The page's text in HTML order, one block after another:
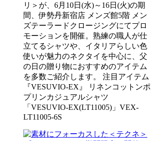
リ＞が、6月10日(水)～16日(火)の期
間、伊勢丹新宿店 メンズ館5階 メン
ズテーラードクロージングにてプロ
モーションを開催。熟練の職人が仕
立てるシャツや、イタリアらしい色
使いが魅力のネクタイを中心に、父
の日の贈り物におすすめのアイテム
を多数ご紹介します。 注目アイテム
『VESUVIO-EX』 リネンコットンポ
プリンカジュアルシャツ
「VESUVIO-EX(LT11005)」VEX-
LT11005-6S